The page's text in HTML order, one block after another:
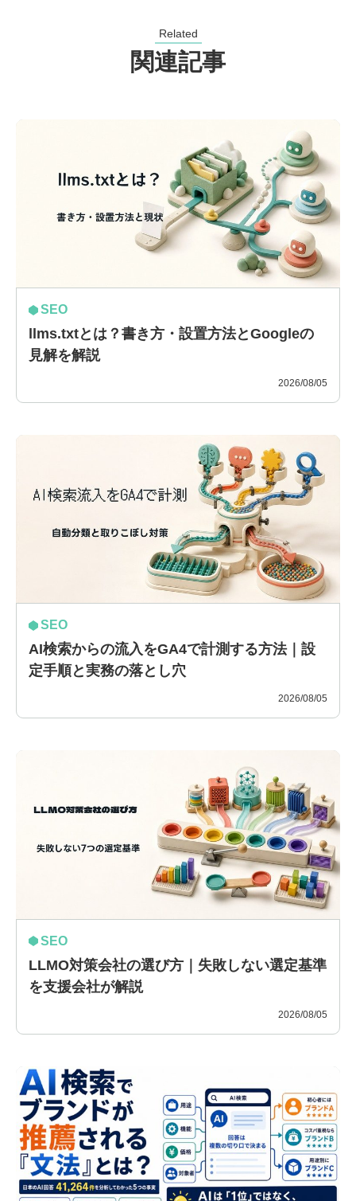
Related
関連記事
SEO
llms.txtとは？書き方・設置方法とGoogleの
見解を解説
2026/08/05
SEO
AI検索からの流入をGA4で計測する方法｜設
定手順と実務の落とし穴
2026/08/05
SEO
LLMO対策会社の選び方｜失敗しない選定基準
を支援会社が解説
2026/08/05